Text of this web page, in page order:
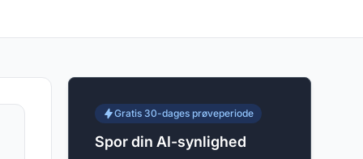
Gratis 30-dages prøveperiode
Spor din AI-synlighed